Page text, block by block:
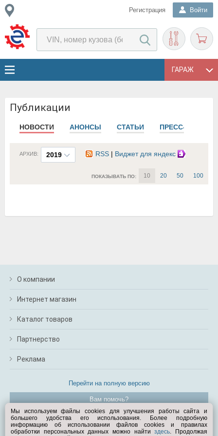
Регистрация Войти
ГАРАЖ
Публикации
НОВОСТИ АНОНСЫ СТАТЬИ ПРЕСС-РЕЛИЗЫ
2019
АРХИВ: RSS | Виджет для яндекс
ПОКАЗЫВАТЬ ПО: 10 20 50 100
О компании
Интернет магазин
Каталог товаров
Партнерство
Реклама
Перейти на полную версию
Вам помочь?
© Exist.ru 1998—2026
Мы используем файлы cookies для улучшения работы сайта и
большего удобства его использования. Более подробную
информацию об использовании файлов cookies и правилах
обработки персональных данных можно найтиздесь. Продолжая